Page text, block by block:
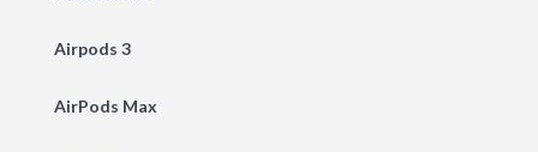
Airpods 3
AirPods Max